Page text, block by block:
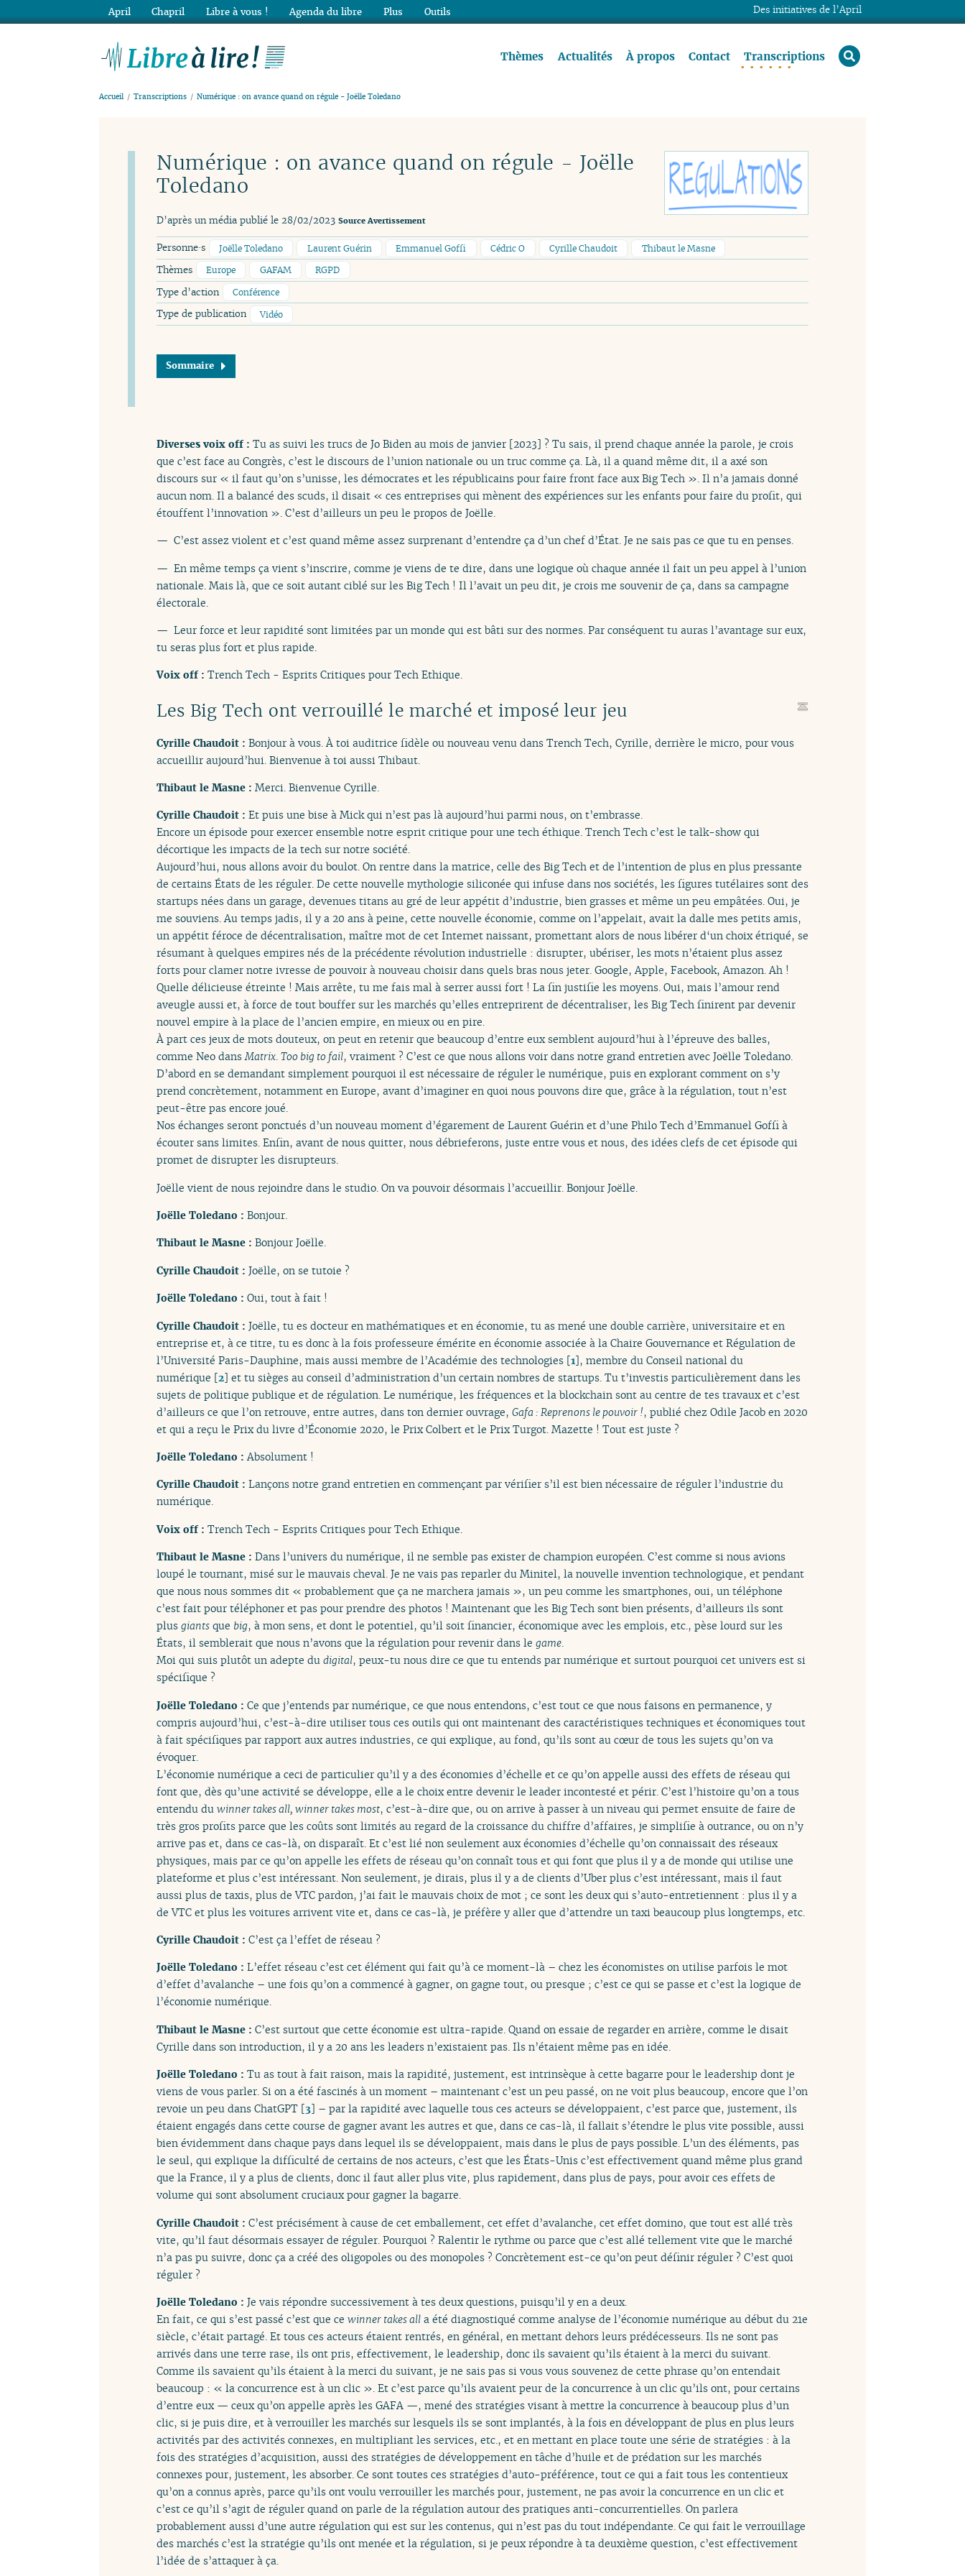
Thèmes Actualités À propos Contact Transcriptions rechercher
Accueil Transcriptions Numérique : on avance quand on régule - Joëlle Toledano
Numérique : on avance quand on régule - Joëlle
Toledano
D’après un média publié le 28/02/2023 Source Avertissement
Personne·s Joëlle Toledano Laurent Guérin Emmanuel Goffi Cédric O Cyrille Chaudoit Thibaut le Masne
Thèmes Europe GAFAM RGPD
Type d’action Conférence
Type de publication Vidéo
Sommaire
Diverses voix off : Tu as suivi les trucs de Jo Biden au mois de janvier [2023] ? Tu sais, il prend chaque année la parole, je crois
que c’est face au Congrès, c’est le discours de l’union nationale ou un truc comme ça. Là, il a quand même dit, il a axé son
discours sur « il faut qu’on s’unisse, les démocrates et les républicains pour faire front face aux Big Tech ». Il n’a jamais donné
aucun nom. Il a balancé des scuds, il disait « ces entreprises qui mènent des expériences sur les enfants pour faire du profit, qui
étouffent l’innovation ». C’est d’ailleurs un peu le propos de Joëlle.
— C’est assez violent et c’est quand même assez surprenant d’entendre ça d’un chef d’État. Je ne sais pas ce que tu en penses.
— En même temps ça vient s’inscrire, comme je viens de te dire, dans une logique où chaque année il fait un peu appel à l’union
nationale. Mais là, que ce soit autant ciblé sur les Big Tech ! Il l’avait un peu dit, je crois me souvenir de ça, dans sa campagne
électorale.
— Leur force et leur rapidité sont limitées par un monde qui est bâti sur des normes. Par conséquent tu auras l’avantage sur eux,
tu seras plus fort et plus rapide.
Voix off : Trench Tech - Esprits Critiques pour Tech Ethique.
Les Big Tech ont verrouillé le marché et imposé leur jeu
Cyrille Chaudoit : Bonjour à vous. À toi auditrice fidèle ou nouveau venu dans Trench Tech, Cyrille, derrière le micro, pour vous
accueillir aujourd’hui. Bienvenue à toi aussi Thibaut.
Thibaut le Masne : Merci. Bienvenue Cyrille.
Cyrille Chaudoit : Et puis une bise à Mick qui n’est pas là aujourd’hui parmi nous, on t’embrasse.
Encore un épisode pour exercer ensemble notre esprit critique pour une tech éthique. Trench Tech c’est le talk-show qui
décortique les impacts de la tech sur notre société.
Aujourd’hui, nous allons avoir du boulot. On rentre dans la matrice, celle des Big Tech et de l’intention de plus en plus pressante
de certains États de les réguler. De cette nouvelle mythologie siliconée qui infuse dans nos sociétés, les figures tutélaires sont des
startups nées dans un garage, devenues titans au gré de leur appétit d’industrie, bien grasses et même un peu empâtées. Oui, je
me souviens. Au temps jadis, il y a 20 ans à peine, cette nouvelle économie, comme on l’appelait, avait la dalle mes petits amis,
un appétit féroce de décentralisation, maître mot de cet Internet naissant, promettant alors de nous libérer d‘un choix étriqué, se
résumant à quelques empires nés de la précédente révolution industrielle : disrupter, ubériser, les mots n’étaient plus assez
forts pour clamer notre ivresse de pouvoir à nouveau choisir dans quels bras nous jeter. Google, Apple, Facebook, Amazon. Ah !
Quelle délicieuse étreinte ! Mais arrête, tu me fais mal à serrer aussi fort ! La fin justifie les moyens. Oui, mais l’amour rend
aveugle aussi et, à force de tout bouffer sur les marchés qu’elles entreprirent de décentraliser, les Big Tech finirent par devenir
nouvel empire à la place de l’ancien empire, en mieux ou en pire.
À part ces jeux de mots douteux, on peut en retenir que beaucoup d’entre eux semblent aujourd’hui à l’épreuve des balles,
comme Neo dansMatrix. Too big to fail, vraiment ? C’est ce que nous allons voir dans notre grand entretien avec Joëlle Toledano.
D’abord en se demandant simplement pourquoi il est nécessaire de réguler le numérique, puis en explorant comment on s’y
prend concrètement, notamment en Europe, avant d’imaginer en quoi nous pouvons dire que, grâce à la régulation, tout n’est
peut-être pas encore joué.
Nos échanges seront ponctués d’un nouveau moment d’égarement de Laurent Guérin et d’une Philo Tech d’Emmanuel Goffi à
écouter sans limites. Enfin, avant de nous quitter, nous débrieferons, juste entre vous et nous, des idées clefs de cet épisode qui
promet de disrupter les disrupteurs.
Joëlle vient de nous rejoindre dans le studio. On va pouvoir désormais l’accueillir. Bonjour Joëlle.
Joëlle Toledano : Bonjour.
Thibaut le Masne : Bonjour Joëlle.
Cyrille Chaudoit : Joëlle, on se tutoie ?
Joëlle Toledano : Oui, tout à fait !
Cyrille Chaudoit : Joëlle, tu es docteur en mathématiques et en économie, tu as mené une double carrière, universitaire et en
entreprise et, à ce titre, tu es donc à la fois professeure émérite en économie associée à la Chaire Gouvernance et Régulation de
l’Université Paris-Dauphine, mais aussi membre de l’Académie des technologies [1], membre du Conseil national du
numérique [2] et tu sièges au conseil d’administration d’un certain nombres de startups. Tu t’investis particulièrement dans les
sujets de politique publique et de régulation. Le numérique, les fréquences et la blockchain sont au centre de tes travaux et c’est
d’ailleurs ce que l’on retrouve, entre autres, dans ton dernier ouvrage, Gafa : Reprenons le pouvoir !, publié chez Odile Jacob en 2020
et qui a reçu le Prix du livre d’Économie 2020, le Prix Colbert et le Prix Turgot. Mazette ! Tout est juste ?
Joëlle Toledano :Absolument !
Cyrille Chaudoit : Lançons notre grand entretien en commençant par vérifier s’il est bien nécessaire de réguler l’industrie du
numérique.
Voix off : Trench Tech - Esprits Critiques pour Tech Ethique.
Thibaut le Masne : Dans l’univers du numérique, il ne semble pas exister de champion européen. C’est comme si nous avions
loupé le tournant, misé sur le mauvais cheval. Je ne vais pas reparler du Minitel, la nouvelle invention technologique, et pendant
que nous nous sommes dit « probablement que ça ne marchera jamais », un peu comme les smartphones, oui, un téléphone
c’est fait pour téléphoner et pas pour prendre des photos ! Maintenant que les Big Tech sont bien présents, d’ailleurs ils sont
plus giants que big, à mon sens, et dont le potentiel, qu’il soit financier, économique avec les emplois, etc., pèse lourd sur les
États, il semblerait que nous n’avons que la régulation pour revenir dans le game.
Moi qui suis plutôt un adepte du digital, peux-tu nous dire ce que tu entends par numérique et surtout pourquoi cet univers est si
spécifique ?
Joëlle Toledano : Ce que j’entends par numérique, ce que nous entendons, c’est tout ce que nous faisons en permanence, y
compris aujourd’hui, c’est-à-dire utiliser tous ces outils qui ont maintenant des caractéristiques techniques et économiques tout
à fait spécifiques par rapport aux autres industries, ce qui explique, au fond, qu’ils sont au cœur de tous les sujets qu’on va
évoquer.
L’économie numérique a ceci de particulier qu’il y a des économies d’échelle et ce qu’on appelle aussi des effets de réseau qui
font que, dès qu’une activité se développe, elle a le choix entre devenir le leader incontesté et périr. C’est l’histoire qu’on a tous
entendu du winner takes all, winner takes most, c’est-à-dire que, ou on arrive à passer à un niveau qui permet ensuite de faire de
très gros profits parce que les coûts sont limités au regard de la croissance du chiffre d’affaires, je simplifie à outrance, ou on n’y
arrive pas et, dans ce cas-là, on disparaît. Et c’est lié non seulement aux économies d’échelle qu’on connaissait des réseaux
physiques, mais par ce qu’on appelle les effets de réseau qu’on connaît tous et qui font que plus il y a de monde qui utilise une
plateforme et plus c’est intéressant. Non seulement, je dirais, plus il y a de clients d’Uber plus c’est intéressant, mais il faut
aussi plus de taxis, plus de VTC pardon, j’ai fait le mauvais choix de mot ; ce sont les deux qui s’auto-entretiennent : plus il y a
de VTC et plus les voitures arrivent vite et, dans ce cas-là, je préfère y aller que d’attendre un taxi beaucoup plus longtemps, etc.
Cyrille Chaudoit : C’est ça l’effet de réseau ?
Joëlle Toledano : L’effet réseau c’est cet élément qui fait qu’à ce moment-là – chez les économistes on utilise parfois le mot
d’effet d’avalanche – une fois qu’on a commencé à gagner, on gagne tout, ou presque ; c’est ce qui se passe et c’est la logique de
l’économie numérique.
Thibaut le Masne : C’est surtout que cette économie est ultra-rapide. Quand on essaie de regarder en arrière, comme le disait
Cyrille dans son introduction, il y a 20 ans les leaders n’existaient pas. Ils n’étaient même pas en idée.
Joëlle Toledano : Tu as tout à fait raison, mais la rapidité, justement, est intrinsèque à cette bagarre pour le leadership dont je
viens de vous parler. Si on a été fascinés à un moment – maintenant c’est un peu passé, on ne voit plus beaucoup, encore que l’on
revoie un peu dans ChatGPT [3] – par la rapidité avec laquelle tous ces acteurs se développaient, c’est parce que, justement, ils
étaient engagés dans cette course de gagner avant les autres et que, dans ce cas-là, il fallait s’étendre le plus vite possible, aussi
bien évidemment dans chaque pays dans lequel ils se développaient, mais dans le plus de pays possible. L’un des éléments, pas
le seul, qui explique la difficulté de certains de nos acteurs, c’est que les États-Unis c’est effectivement quand même plus grand
que la France, il y a plus de clients, donc il faut aller plus vite, plus rapidement, dans plus de pays, pour avoir ces effets de
volume qui sont absolument cruciaux pour gagner la bagarre.
Cyrille Chaudoit : C’est précisément à cause de cet emballement, cet effet d’avalanche, cet effet domino, que tout est allé très
vite, qu’il faut désormais essayer de réguler. Pourquoi ? Ralentir le rythme ou parce que c’est allé tellement vite que le marché
n’a pas pu suivre, donc ça a créé des oligopoles ou des monopoles ? Concrètement est-ce qu’on peut définir réguler ? C’est quoi
réguler ?
Joëlle Toledano : Je vais répondre successivement à tes deux questions, puisqu’il y en a deux.
En fait, ce qui s’est passé c’est que ce winner takes all a été diagnostiqué comme analyse de l’économie numérique au début du 21e
siècle, c’était partagé. Et tous ces acteurs étaient rentrés, en général, en mettant dehors leurs prédécesseurs. Ils ne sont pas
arrivés dans une terre rase, ils ont pris, effectivement, le leadership, donc ils savaient qu’ils étaient à la merci du suivant.
Comme ils savaient qu’ils étaient à la merci du suivant, je ne sais pas si vous vous souvenez de cette phrase qu’on entendait
beaucoup : « la concurrence est à un clic ». Et c’est parce qu’ils avaient peur de la concurrence à un clic qu’ils ont, pour certains
d’entre eux — ceux qu’on appelle après les GAFA —, mené des stratégies visant à mettre la concurrence à beaucoup plus d’un
clic, si je puis dire, et à verrouiller les marchés sur lesquels ils se sont implantés, à la fois en développant de plus en plus leurs
activités par des activités connexes, en multipliant les services, etc., et en mettant en place toute une série de stratégies : à la
fois des stratégies d’acquisition, aussi des stratégies de développement en tâche d’huile et de prédation sur les marchés
connexes pour, justement, les absorber. Ce sont toutes ces stratégies d’auto-préférence, tout ce qui a fait tous les contentieux
qu’on a connus après, parce qu’ils ont voulu verrouiller les marchés pour, justement, ne pas avoir la concurrence en un clic et
c’est ce qu’il s’agit de réguler quand on parle de la régulation autour des pratiques anti-concurrentielles. On parlera
probablement aussi d’une autre régulation qui est sur les contenus, qui n’est pas du tout indépendante. Ce qui fait le verrouillage
des marchés c’est la stratégie qu’ils ont menée et la régulation, si je peux répondre à ta deuxième question, c’est effectivement
l’idée de s’attaquer à ça.
Des initiatives de l’April
April Chapril Libre à vous ! Agenda du libre Plus Outils